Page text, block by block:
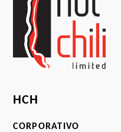
HCH
CORPORATIVO